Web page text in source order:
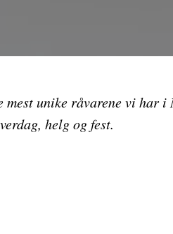
unike råvarene vi har i
helg og fest.